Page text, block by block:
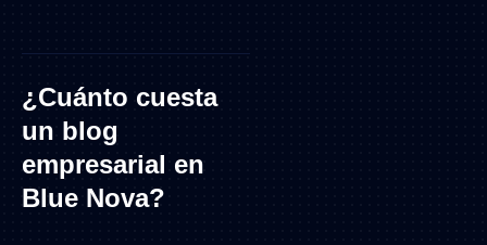
¿Cuánto cuesta
un blog
empresarial en
Blue Nova?